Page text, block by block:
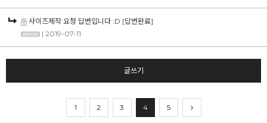
사이즈제작 요청 답변입니다 :D [답변완료]
| 2019-07-11
글쓰기
1 2 3 4 5